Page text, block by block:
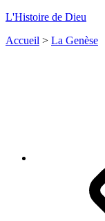
L'Histoire de Dieu
Accueil > La Genèse